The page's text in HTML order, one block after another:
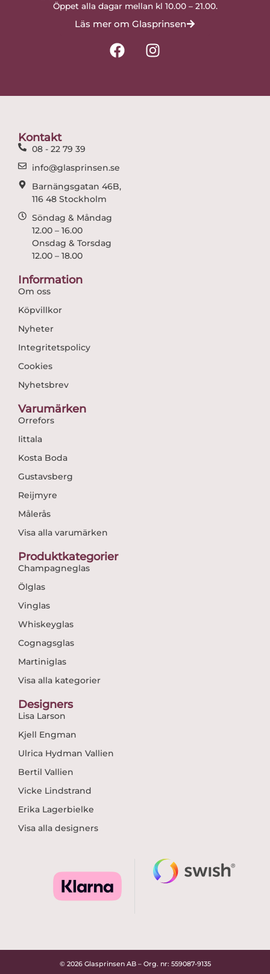
Öppet alla dagar mellan kl 10.00 – 21.00.
Läs mer om Glasprinsen
F
a
I
n
Kontakt
08 - 22 79 39
info@glasprinsen.se
Barnängsgatan 46B,
116 48 Stockholm
Söndag & Måndag
12.00 – 16.00
Onsdag & Torsdag
12.00 – 18.00
Information
Om oss
Köpvillkor
Nyheter
Integritetspolicy
Cookies
Nyhetsbrev
Varumärken
Orrefors
Iittala
Kosta Boda
Gustavsberg
Reijmyre
Målerås
Visa alla varumärken
Produktkategorier
Champagneglas
Ölglas
Vinglas
Whiskeyglas
Cognagsglas
Martiniglas
Visa alla kategorier
Designers
Lisa Larson
Kjell Engman
Ulrica Hydman Vallien
Bertil Vallien
Vicke Lindstrand
Erika Lagerbielke
Visa alla designers
© 2026 Glasprinsen AB – Org. nr: 559087-9135